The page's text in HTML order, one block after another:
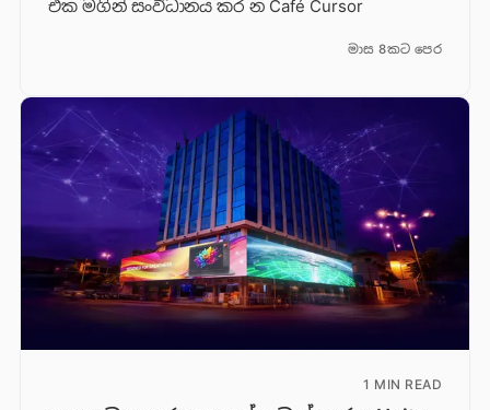
එක මගින් සංවිධානය කර න Café Cursor
මාස 8කට පෙර
1 MIN READ